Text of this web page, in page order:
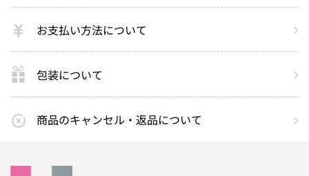
お支払い方法について
包装について
商品のキャンセル・返品について